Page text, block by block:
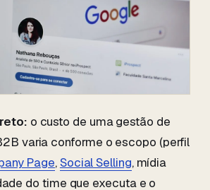
o custo de uma gestão de
varia conforme o escopo (perfil
Page,Social Selling, mídia
do time que executa e o